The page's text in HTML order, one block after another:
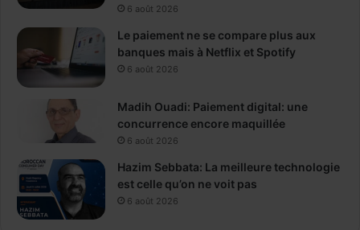
6 août 2026
Le paiement ne se compare plus aux
banques mais à Netflix et Spotify
6 août 2026
Madih Ouadi: Paiement digital: une
concurrence encore maquillée
6 août 2026
Hazim Sebbata: La meilleure technologie
est celle qu’on ne voit pas
6 août 2026